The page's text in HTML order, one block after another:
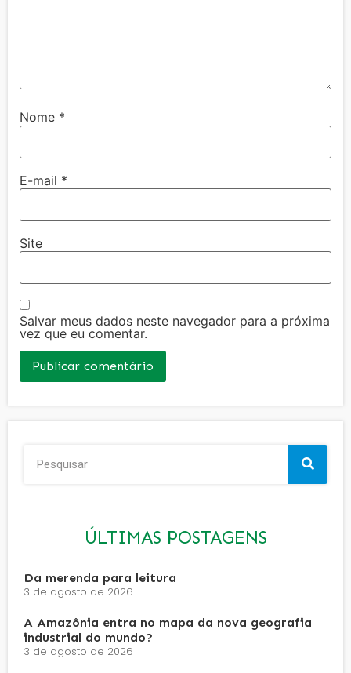
Nome *
E-mail *
Site
Salvar meus dados neste navegador para a próxima
vez que eu comentar.
ÚLTIMAS POSTAGENS
Da merenda para leitura
3 de agosto de 2026
A Amazônia entra no mapa da nova geografia
industrial do mundo?
3 de agosto de 2026